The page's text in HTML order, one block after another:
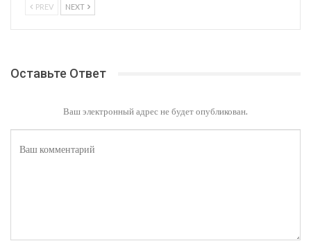
PREV NEXT
Оставьте Ответ
Ваш электронный адрес не будет опубликован.